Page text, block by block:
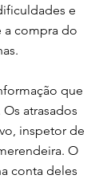
e
a compra do
que
atrasados
inspetor de
O
conta deles